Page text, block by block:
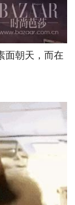
面朝天，而在